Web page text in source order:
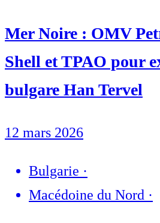
Mer Noire : OMV
Shell et TPAO pour
bulgare Han Tervel
12 mars 2026
Bulgarie ·
Macédoine du Nord ·